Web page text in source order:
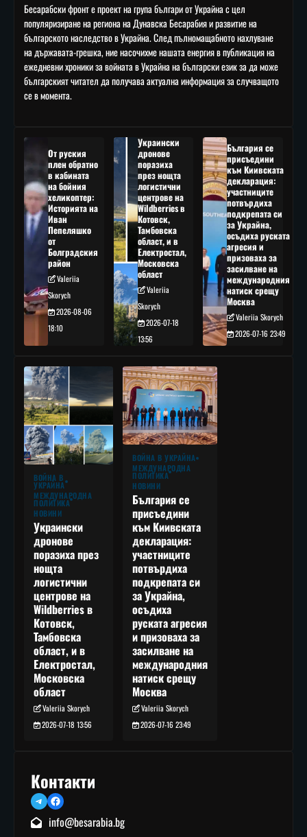
Бесарабски фронт е проект на група българи от Украйна с цел
популяризиране на региона на Дунавска Бесарабия и развитие на
българското наследство в Украйна. След пълномащабното нахлуване
на държавата-грешка, ние насочихме нашата енергия в публикация на
ежедневни хроники за войната в Украйна на български език за да може
българският читател да получава актуална информация за случващото
се в момента.
От руския
плен обратно
в кабината
на бойния
хеликоптер:
Историята на
Иван
Пепеляшко
от
Болградския
район
Valeriia
Skorych
2026-08-06
18:10
Украински
дронове
поразиха
през нощта
логистични
центрове на
Wildberries в
Котовск,
Тамбовска
област, и в
Електростал,
Московска
област
Valeriia
Skorych
2026-07-18
13:56
България се
присъедини
към Киивската
декларация:
участниците
потвърдиха
подкрепата си
за Украйна,
осъдиха руската
агресия и
призоваха за
засилване на
международния
натиск срещу
Москва
Valeriia Skorych
2026-07-16 23:49
ВОЙНА В
УКРАЙНА
МЕЖДУНАРОДНА
ПОЛИТИКА
НОВИНИ
Украински
дронове
поразиха през
нощта
логистични
центрове на
Wildberries в
Котовск,
Тамбовска
област, и в
Електростал,
Московска
област
Valeriia Skorych
2026-07-18 13:56
ВОЙНА В УКРАЙНА
МЕЖДУНАРОДНА
ПОЛИТИКА
НОВИНИ
България се
присъедини
към Киивската
декларация:
участниците
потвърдиха
подкрепата си
за Украйна,
осъдиха
руската агресия
и призоваха за
засилване на
международния
натиск срещу
Москва
Valeriia Skorych
2026-07-16 23:49
Контакти
TelegramFacebook
info@besarabia.bg